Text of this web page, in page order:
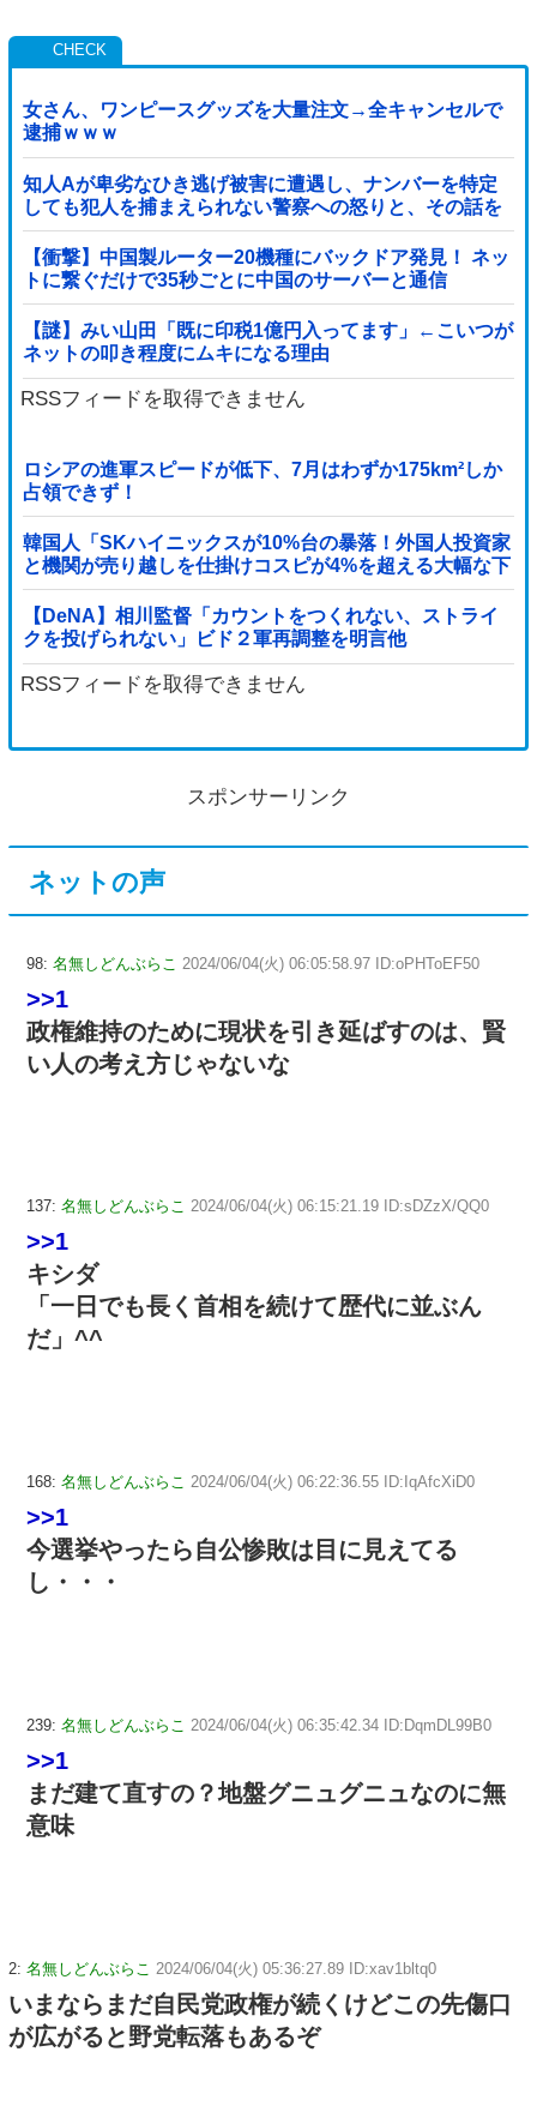
女さん、ワンピースグッズを大量注文→全キャンセルで
逮捕ｗｗｗ
知人Aが卑劣なひき逃げ被害に遭遇し、ナンバーを特定
しても犯人を捕まえられない警察への怒りと、その話を
聞いて「逃げた方が得じゃん」と言い放ったBの神経が
わからん
【衝撃】中国製ルーター20機種にバックドア発見！ ネッ
トに繋ぐだけで35秒ごとに中国のサーバーと通信
【謎】みい山田「既に印税1億円入ってます」←こいつが
ネットの叩き程度にムキになる理由
RSSフィードを取得できません
ロシアの進軍スピードが低下、7月はわずか175km²しか
占領できず！
韓国人「SKハイニックスが10%台の暴落！外国人投資家
と機関が売り越しを仕掛けコスピが4%を超える大幅な下
落‥」
【DeNA】相川監督「カウントをつくれない、ストライ
クを投げられない」ビド２軍再調整を明言他
RSSフィードを取得できません
スポンサーリンク
ネットの声
98: 名無しどんぶらこ 2024/06/04(火) 06:05:58.97 ID:oPHToEF50
>>1
政権維持のために現状を引き延ばすのは、賢
い人の考え方じゃないな
137: 名無しどんぶらこ 2024/06/04(火) 06:15:21.19 ID:sDZzX/QQ0
>>1
キシダ
「一日でも長く首相を続けて歴代に並ぶん
だ」^^
168: 名無しどんぶらこ 2024/06/04(火) 06:22:36.55 ID:IqAfcXiD0
>>1
今選挙やったら自公惨敗は目に見えてる
し・・・
239: 名無しどんぶらこ 2024/06/04(火) 06:35:42.34 ID:DqmDL99B0
>>1
まだ建て直すの？地盤グニュグニュなのに無
意味
2: 名無しどんぶらこ 2024/06/04(火) 05:36:27.89 ID:xav1bltq0
いまならまだ自民党政権が続くけどこの先傷口
が広がると野党転落もあるぞ